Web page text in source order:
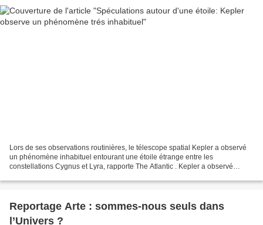
Lors de ses observations routinières, le télescope spatial Kepler a observé
un phénomène inhabituel entourant une étoile étrange entre les
constellations Cygnus et Lyra, rapporte The Atlantic . Kepler a observé
Reportage Arte : sommes-nous seuls dans
l’Univers ?